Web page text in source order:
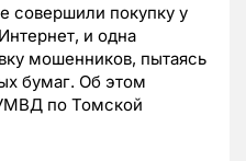
совершили покупку у
и одна
мошенников, пытаясь
бумаг. Об этом
по Томской